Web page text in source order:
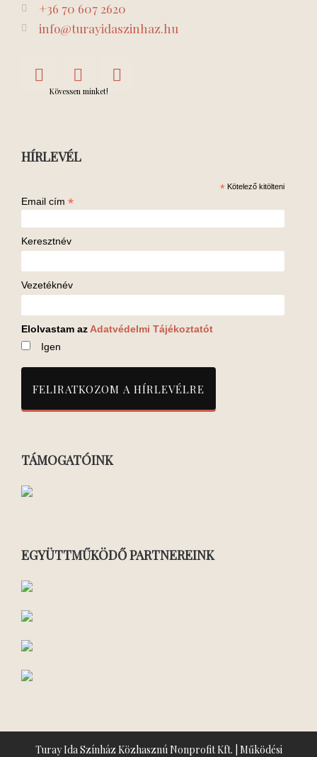
+36 70 607 2620
info@turayidaszinhaz.hu
Kövessen minket!
HÍRLEVÉL
* Kötelező kitölteni
Email cím *
Keresztnév
Vezetéknév
Elolvastam az Adatvédelmi Tájékoztatót
Igen
TÁMOGATÓINK
EGYÜTTMŰKÖDŐ PARTNEREINK
Turay Ida Színház Közhasznú Nonprofit Kft. | Működési